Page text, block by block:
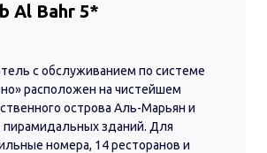
с обслуживанием по системе
расположен на чистейшем
острова Аль-Марьян и
пирамидальных зданий. Для
номера, 14 ресторанов и
Al Bahr 5*